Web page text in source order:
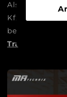
Als
Kfz: Vom
beraten und
Traum